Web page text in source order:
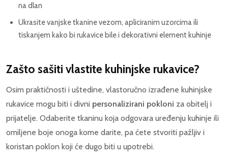
na dlan
Ukrasite vanjske tkanine vezom, apliciranim uzorcima ili
tiskanjem kako bi rukavice bile i dekorativni element kuhinje
Zašto sašiti vlastite kuhinjske rukavice?
Osim praktičnosti i uštedine, vlastoručno izrađene kuhinjske
rukavice mogu biti i divni personalizirani pokloni za obitelj i
prijatelje. Odaberite tkaninu koja odgovara uređenju kuhinje ili
omiljene boje onoga kome darite, pa ćete stvoriti pažljiv i
koristan poklon koji će dugo biti u upotrebi.